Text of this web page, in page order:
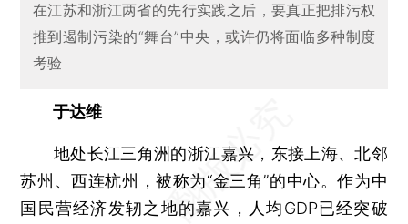
在江苏和浙江两省的先行实践之后，要真正把排污权
推到遏制污染的“舞台”中央，或许仍将面临多种制度
考验
于达维
地处长江三角洲的浙江嘉兴，东接上海、北邻
苏州、西连杭州，被称为“金三角”的中心。作为中
国民营经济发轫之地的嘉兴，人均GDP已经突破